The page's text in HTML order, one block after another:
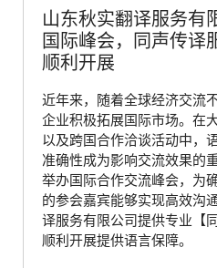
山东秋实翻译服务有
国际峰会，同声传译
顺利开展
近年来，随着全球经济交流
企业积极拓展国际市场。在
以及跨国合作洽谈活动中，
准确性成为影响交流效果的
举办国际合作交流峰会，为
的参会嘉宾能够实现高效沟
译服务有限公司提供专业【
顺利开展提供语言保障。